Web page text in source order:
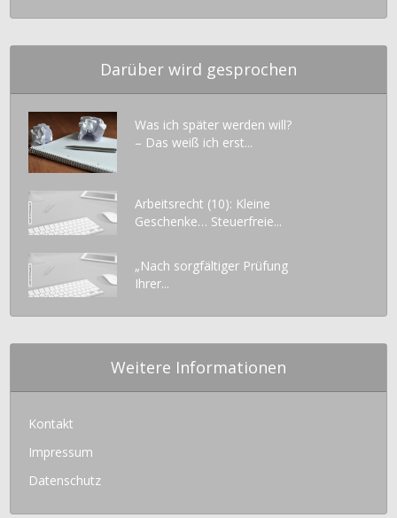
Darüber wird gesprochen
Was ich später werden will?
– Das weiß ich erst...
Arbeitsrecht (10): Kleine
Geschenke… Steuerfreie...
„Nach sorgfältiger Prüfung
Ihrer...
Weitere Informationen
Kontakt
Impressum
Datenschutz